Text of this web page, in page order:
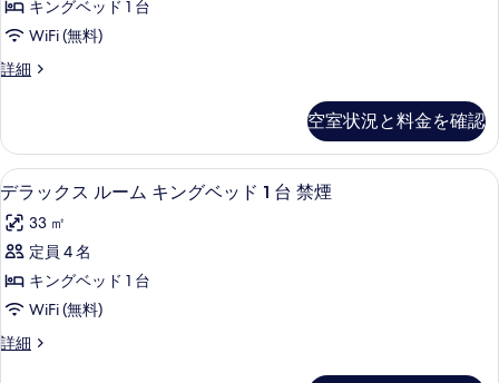
り
込
み
の
す
べ
写
真
を
表
示
す
る
キングベッド 1 台
WiFi (無料)
詳細
Executive
Smoking
の
詳
空室状況と料金を確認
デ
ラ
ッ
ク
ス
ー
羽毛の掛け布団、ピロートップベッ
10
デラックス ルーム キングベッド 1 台 禁煙
33 ㎡
定員 4 名
キングベッド 1 台
WiFi (無料)
詳細
デ